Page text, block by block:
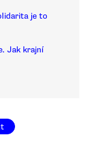
je to
Jak krajní